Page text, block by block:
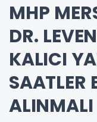
MHP
DR.
KALICI
SAATLER
ALINMALI